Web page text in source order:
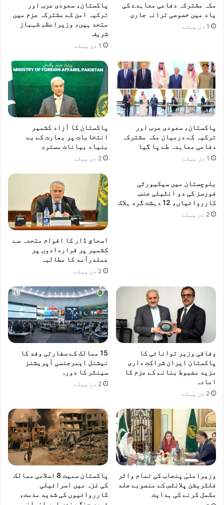
مکہ مشترکہ دفاعی معاہدے کی
یاد میں خصوصی ترانہ جاری
1 دن پہلے
پاکستان، سعودی عرب اور
ترکیہ امن کے مشترکہ عزم میں
متحد ہیں، وزیراعظم شہباز
شریف
1 دن پہلے
پاکستان، سعودی عرب اور
ترکیہ کے درمیان مکہ مشترکہ
دفاعی معاہدہ طے پا گیا
1 دن پہلے
پاکستان کا آزاد کشمیر
انتخابات پر بھارت کے بے
بنیاد بیانات مسترد
2 دن پہلے
بلوچستان میں سیکیورٹی
فورسز کی دو انٹیلی جنس
کارروائیاں، 12 دہشت گرد ہلاک
2 دن پہلے
اسحاق ڈار کا اقوام متحدہ سے
کشمیر پر قراردادوں پر
عملدرآمد کا مطالبہ
2 دن پہلے
وفاقی وزیر توانائی کا
پاکستان ایران شراکت داری
مزید مضبوط بنانے کے عزم کا
اعادہ
2 دن پہلے
15 ممالک کے سفارتی وفد کا
نیشنل ایمرجنسی آپریشنز
سینٹر کا دورہ
2 دن پہلے
وزیراعلیٰ پنجاب کی تمام واٹر
فلٹریشن پلانٹس کے منصوبے جلد
مکمل کرنے کی ہدایت
پاکستان سمیت 8 اسلامی ممالک
کی غزہ میں اسرائیلی
کارروائیوں کی شدید مذمت،